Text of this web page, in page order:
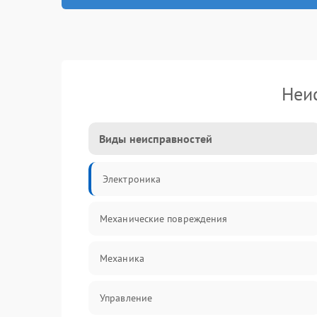
Виды неисправностей
Электроника
Механические повреждения
Механика
Управление